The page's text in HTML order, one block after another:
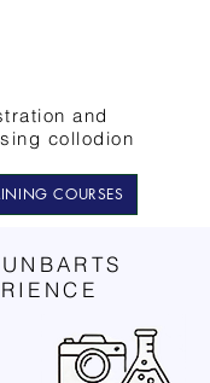
and
collodion
COURSES